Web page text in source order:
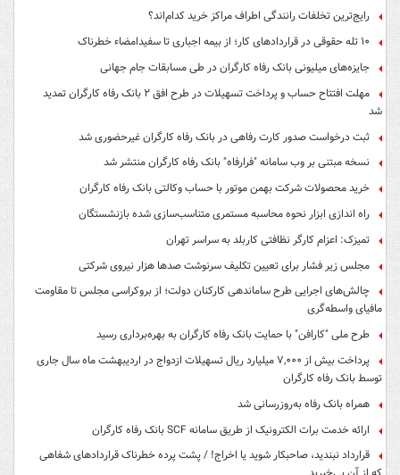
رایج‌ترین تخلفات رانندگی اطراف مراکز خرید کدام‌اند؟
۱۰ تله حقوقی در قراردادهای کار؛ از بیمه اجباری تا سفیدامضاء خطرناک
جایزه‌های میلیونی بانک رفاه کارگران در طی مسابقات جام جهانی
مهلت افتتاح حساب و پرداخت تسهیلات در طرح افق ۲ بانک رفاه کارگران تمدید
شد
ثبت درخواست صدور کارت رفاهی در بانک رفاه کارگران غیرحضوری شد
نسخه مبتنی بر وب سامانه "فرارفاه" بانک رفاه کارگران منتشر شد
خرید محصولات شرکت بهمن موتور با حساب وکالتی بانک رفاه کارگران
راه اندازی ابزار نحوه محاسبه مستمری متناسب‌سازی شده بازنشستگان
تمیزک: اعزام کارگر نظافتی کاربلد به سراسر تهران
مجلس زیر فشار برای تعیین تکلیف سرنوشت صدها هزار نیروی شرکتی
چالش‌های اجرایی طرح ساماندهی کارکنان دولت؛ از بروکراسی مجلس تا مقاومت
مافیای واسطه‌گری
طرح ملی "کارافن" با حمایت بانک رفاه کارگران به بهره‌برداری رسید
پرداخت بیش از ۷,۰۰۰ میلیارد ریال تسهیلات ازدواج در اردیبهشت ماه سال جاری
توسط بانک رفاه کارگران
همراه بانک رفاه به‌روزرسانی شد
ارائه خدمت برات الکترونیک از طریق سامانه SCF بانک رفاه کارگران
قرارداد نبندید، صاحبکار شوید یا اخراج! / پشت پرده خطرناک قراردادهای شفاهی